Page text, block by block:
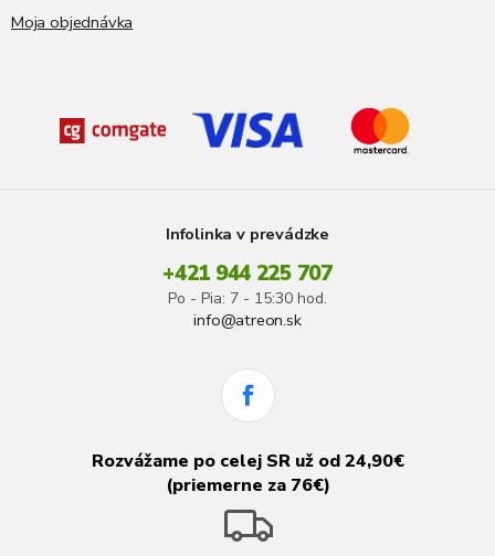
Moja objednávka
Infolinka v prevádzke
+421 944 225 707
Po - Pia: 7 - 15:30 hod.
info@atreon.sk
Rozvážame po celej SR už od 24,90€
(priemerne za 76€)